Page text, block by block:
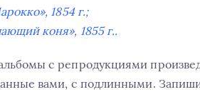
1854 г.;
коня», 1855 г..
с репродукциями
вами, с подлинными.